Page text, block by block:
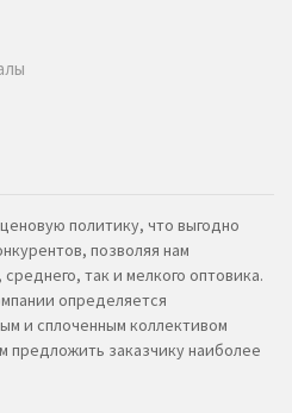
политику, что выгодно
позволяя нам
так и мелкого оптовика.
определяется
и сплоченным коллективом
предложить заказчику наиболее